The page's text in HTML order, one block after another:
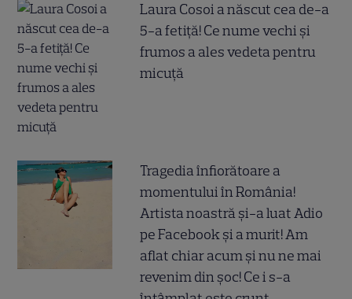
Laura Cosoi a născut cea de-a
5-a fetiță! Ce nume vechi și
frumos a ales vedeta pentru
micuță
Tragedia înfiorătoare a
momentului în România!
Artista noastră și-a luat Adio
pe Facebook și a murit! Am
aflat chiar acum și nu ne mai
revenim din șoc! Ce i s-a